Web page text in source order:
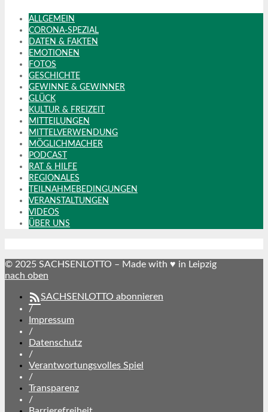
ALLGEMEIN
CORONA-SPEZIAL
DATEN & FAKTEN
EMOTIONEN
FOTOS
GESCHICHTE
GEWINNE & GEWINNER
GLÜCK
KULTUR & FREIZEIT
MITTEILUNGEN
MITTELVERWENDUNG
MÖGLICHMACHER
PODCAST
RAT & HILFE
REGIONALES
TEILNAHMEBEDINGUNGEN
VERANSTALTUNGEN
VIDEOS
ÜBER UNS
© 2025 SACHSENLOTTO – Made with ♥ in Leipzig
nach oben
SACHSENLOTTO abonnieren
/
Impressum
/
Datenschutz
/
Verantwortungsvolles Spiel
/
Transparenz
/